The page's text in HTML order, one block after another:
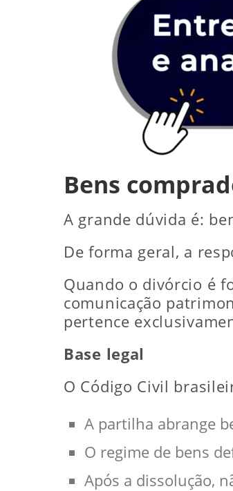
Bens
A grande dúvida é:
De forma geral, a
Quando o divórcio é
comunicação
pertence
Base legal
O Código Civil
A partilha abrange
O regime de bens
Após a dissolução,